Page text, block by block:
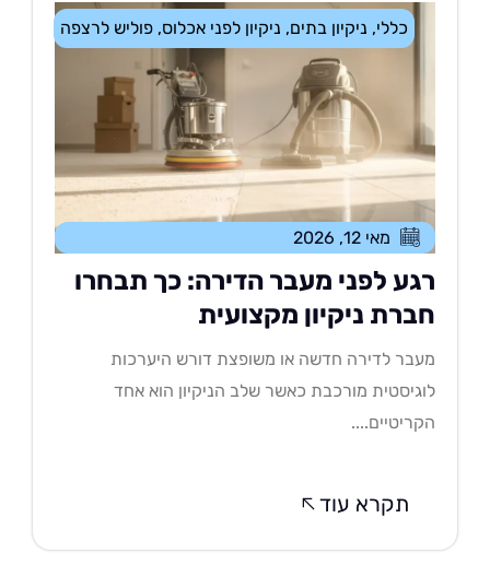
ניקיון בתים,ניקיון לפני אכלוס,פוליש לרצפה
מאי 12, 2026
לפני מעבר הדירה: כך תבחרו
ניקיון מקצועית
לדירה חדשה או משופצת דורש היערכות
מורכבת כאשר שלב הניקיון הוא אחד
תקרא עוד